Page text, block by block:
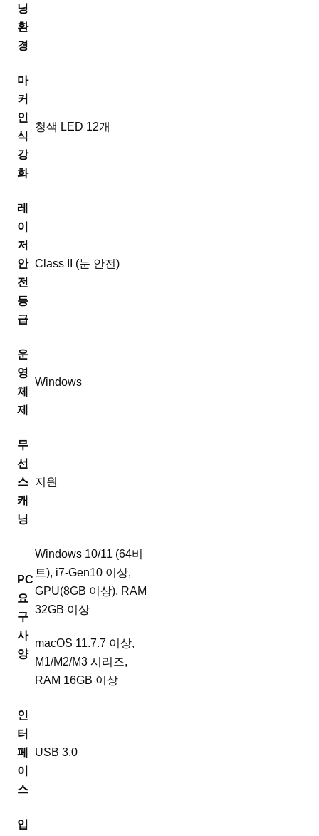
닝
환
경
마
커
인
식
강
화
청색 LED 12개
레
이
저
안
전
등
급
Class II (눈 안전)
운
영
체
제
Windows
무
선
스
캐
닝
지원
PC
요
구
사
양
Windows 10/11 (64비
트), i7-Gen10 이상,
GPU(8GB 이상), RAM
32GB 이상
macOS 11.7.7 이상,
M1/M2/M3 시리즈,
RAM 16GB 이상
인
터
페
이
스
USB 3.0
입